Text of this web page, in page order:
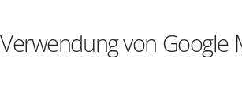
Verwendung von Google